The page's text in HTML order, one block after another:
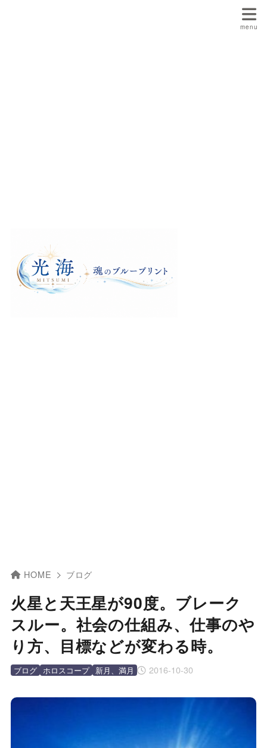
HOME ブログ
火星と天王星が90度。ブレーク
スルー。社会の仕組み、仕事のや
り方、目標などが変わる時。
2016-10-30
ブログ ホロスコープ 新月、満月